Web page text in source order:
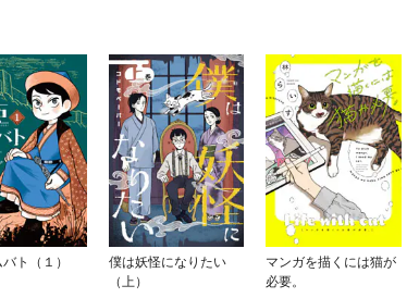
ト（１）
僕は妖怪になりたい
（上）
マンガを描くには猫が
必要。